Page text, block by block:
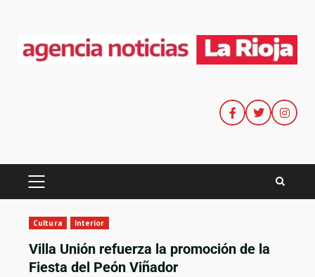
Cultura Interior
Villa Unión refuerza la promoción de la
Fiesta del Peón Viñador